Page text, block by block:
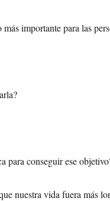
importante para las
para conseguir ese
nuestra vida fuera más